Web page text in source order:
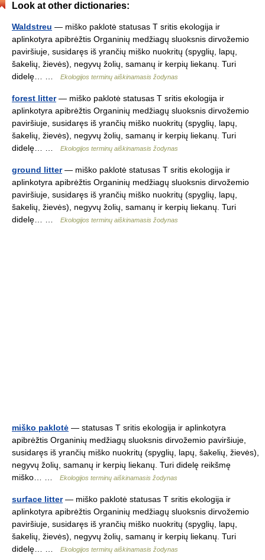
Look at other dictionaries:
Waldstreu — miško paklotė statusas T sritis ekologija ir
aplinkotyra apibrėžtis Organinių medžiagų sluoksnis dirvožemio
paviršiuje, susidaręs iš yrančių miško nuokritų (spyglių, lapų,
šakelių, žievės), negyvų žolių, samanų ir kerpių liekanų. Turi
didelę… …
Ekologijos terminų aiškinamasis žodynas
forest litter— miško paklotė statusas T sritis ekologija ir
aplinkotyra apibrėžtis Organinių medžiagų sluoksnis dirvožemio
paviršiuje, susidaręs iš yrančių miško nuokritų (spyglių, lapų,
šakelių, žievės), negyvų žolių, samanų ir kerpių liekanų. Turi
didelę… …
Ekologijos terminų aiškinamasis žodynas
ground litter— miško paklotė statusas T sritis ekologija ir
aplinkotyra apibrėžtis Organinių medžiagų sluoksnis dirvožemio
paviršiuje, susidaręs iš yrančių miško nuokritų (spyglių, lapų,
šakelių, žievės), negyvų žolių, samanų ir kerpių liekanų. Turi
didelę… …
Ekologijos terminų aiškinamasis žodynas
miško paklotė — statusas T sritis ekologija ir aplinkotyra
apibrėžtis Organinių medžiagų sluoksnis dirvožemio paviršiuje,
susidaręs iš yrančių miško nuokritų (spyglių, lapų, šakelių, žievės),
negyvų žolių, samanų ir kerpių liekanų. Turi didelę reikšmę
miško… …
Ekologijos terminų aiškinamasis žodynas
surface litter— miško paklotė statusas T sritis ekologija ir
aplinkotyra apibrėžtis Organinių medžiagų sluoksnis dirvožemio
paviršiuje, susidaręs iš yrančių miško nuokritų (spyglių, lapų,
šakelių, žievės), negyvų žolių, samanų ir kerpių liekanų. Turi
didelę… …
Ekologijos terminų aiškinamasis žodynas